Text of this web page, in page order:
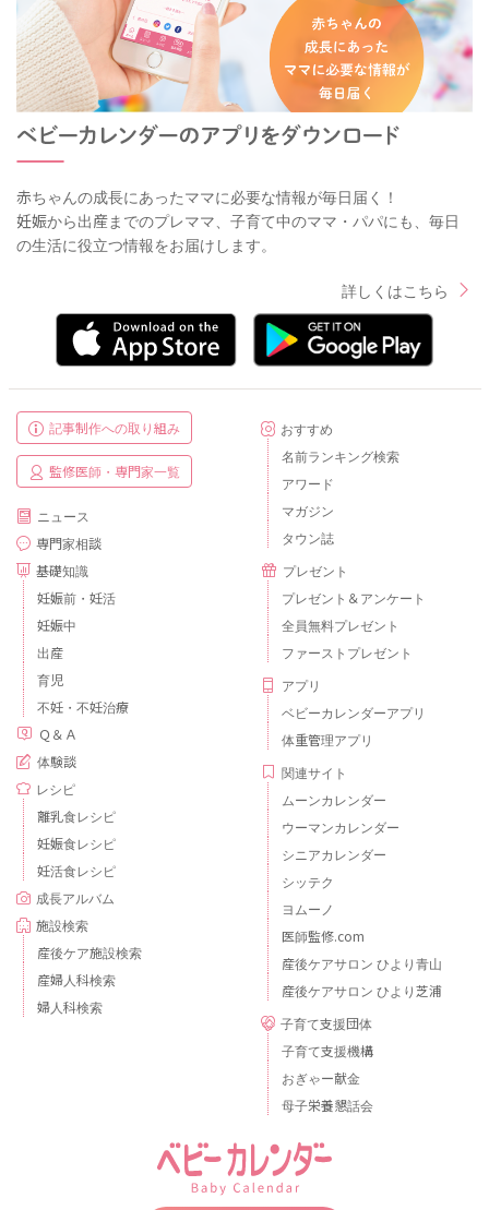
赤ちゃんの成長にあったママに必要な情報が毎日届く！
妊娠から出産までのプレママ、子育て中のママ・パパにも、毎日
の生活に役立つ情報をお届けします。
詳しくはこちら
記事制作への取り組み
監修医師・専門家一覧
ニュース
専門家相談
基礎知識
妊娠前・妊活
妊娠中
出産
育児
不妊・不妊治療
Ｑ＆Ａ
体験談
レシピ
離乳食レシピ
妊娠食レシピ
妊活食レシピ
成長アルバム
施設検索
産後ケア施設検索
産婦人科検索
婦人科検索
おすすめ
名前ランキング検索
アワード
マガジン
タウン誌
プレゼント
プレゼント＆アンケート
全員無料プレゼント
ファーストプレゼント
アプリ
ベビーカレンダーアプリ
体重管理アプリ
関連サイト
ムーンカレンダー
ウーマンカレンダー
シニアカレンダー
シッテク
ヨムーノ
医師監修.com
産後ケアサロン ひより青山
産後ケアサロン ひより芝浦
子育て支援団体
子育て支援機構
おぎゃー献金
母子栄養懇話会